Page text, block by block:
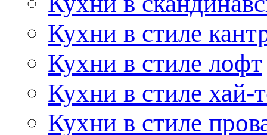
Кухни в стиле
Кухни в стиле лофт
Кухни в стиле хай-
Кухни в стиле